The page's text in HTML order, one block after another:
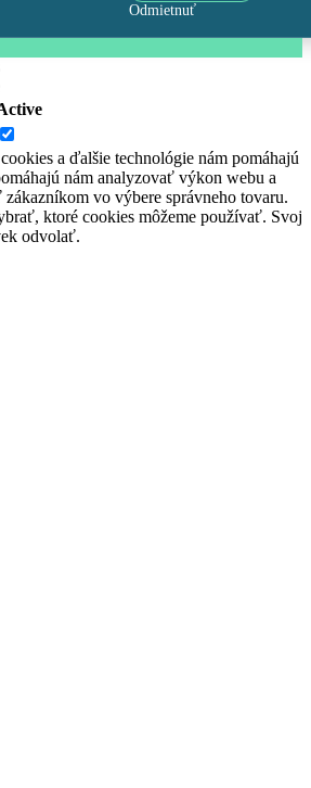
Odmietnuť
a ďalšie technológie nám pomáhajú
nám analyzovať výkon webu a
vo výbere správneho tovaru.
ktoré cookies môžeme používať. Svoj
odvolať.